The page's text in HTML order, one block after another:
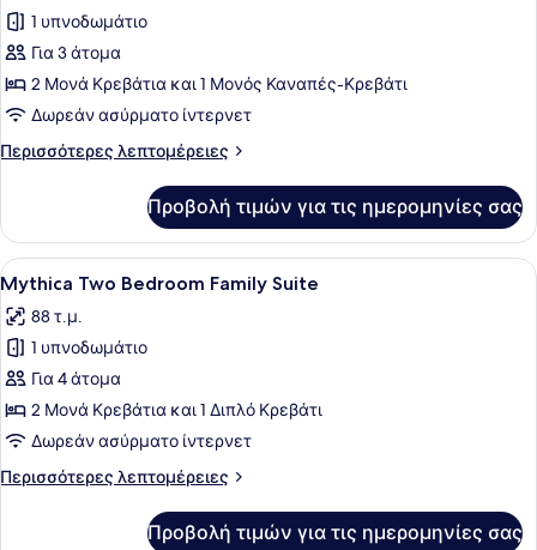
φωτογραφιών
για
Mythica
Bungalow
with
Private
1 υπνοδωμάτιο
Για 3 άτομα
2 Μονά Κρεβάτια και 1 Μονός Καναπές-Κρεβάτι
Δωρεάν ασύρματο ίντερνετ
Περισσότερες λεπτομέρειες
Περισσότερες
Bungalow
with
Private
Pool,
Beachfront
Προβολή τιμών για τις ημερομηνίες σας
Προβολή
όλων
των
φωτογραφιών
για
Mythica
Two
Bedroom
Family
Ένα σύγχρονο δωμάτιο
14
Mythica Two Bedroom Family Suite
88 τ.μ.
1 υπνοδωμάτιο
Για 4 άτομα
2 Μονά Κρεβάτια και 1 Διπλό Κρεβάτι
Δωρεάν ασύρματο ίντερνετ
Περισσότερες λεπτομέρειες
Περισσότερες
Προβολή τιμών για τις ημερομηνίες σας